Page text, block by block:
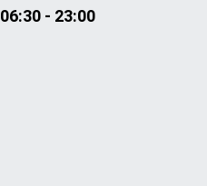
06:30 - 23:00